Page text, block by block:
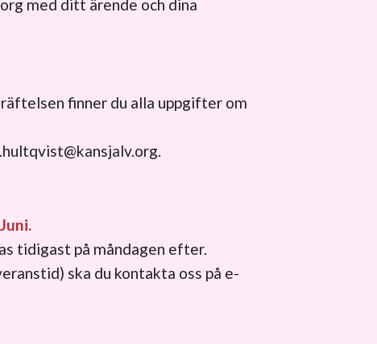
med ditt ärende och dina
finner du alla uppgifter om
.
tidigast på måndagen efter.
ska du kontakta oss på e-